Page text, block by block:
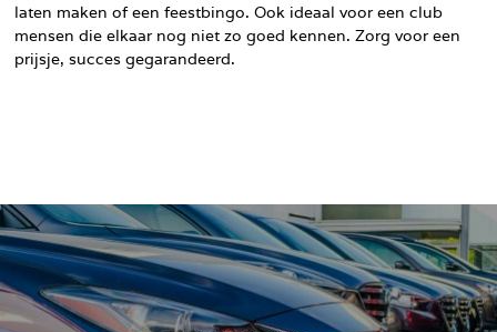
laten maken of een feestbingo. Ook ideaal voor een club
mensen die elkaar nog niet zo goed kennen. Zorg voor een
prijsje, succes gegarandeerd.